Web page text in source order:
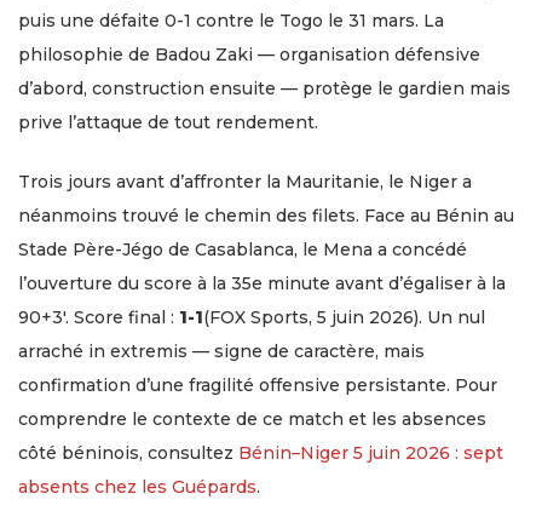
puis une défaite 0-1 contre le Togo le 31 mars. La
philosophie de Badou Zaki — organisation défensive
d’abord, construction ensuite — protège le gardien mais
prive l’attaque de tout rendement.
Trois jours avant d’affronter la Mauritanie, le Niger a
néanmoins trouvé le chemin des filets. Face au Bénin au
Stade Père-Jégo de Casablanca, le Mena a concédé
l’ouverture du score à la 35e minute avant d’égaliser à la
90+3′. Score final : 1-1(FOX Sports, 5 juin 2026). Un nul
arraché in extremis — signe de caractère, mais
confirmation d’une fragilité offensive persistante. Pour
comprendre le contexte de ce match et les absences
côté béninois, consultez Bénin–Niger 5 juin 2026 : sept
absents chez les Guépards.